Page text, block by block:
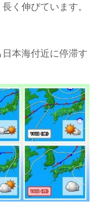
く伸びています。
本海付近に停滞す